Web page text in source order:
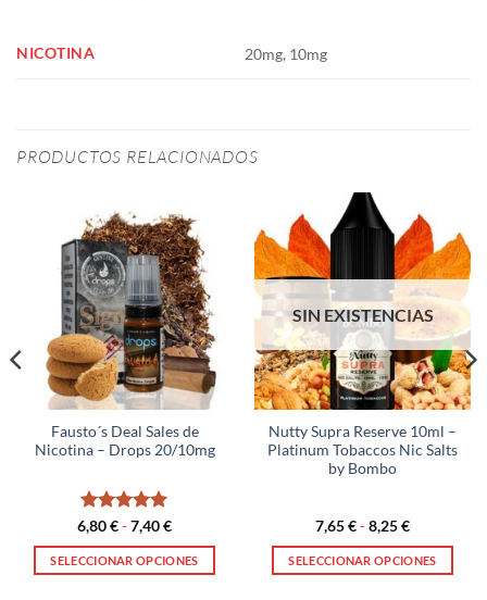
NICOTINA 20mg, 10mg
PRODUCTOS RELACIONADOS
Fausto´s Deal Sales de
Nicotina – Drops 20/10mg
Valorado
con5de 5
6,80€-7,40€Rango
precios:
desde
SELECCIONAR OPCIONES
SIN EXISTENCIAS
Nutty Supra Reserve 10ml –
Platinum Tobaccos Nic Salts
by Bombo
7,65€-8,25€Rango
precios:
desde
SELECCIONAR OPCIONES